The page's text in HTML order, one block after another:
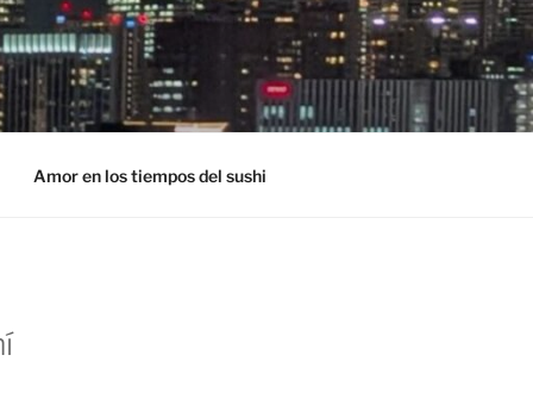
Amor en los tiempos del sushi